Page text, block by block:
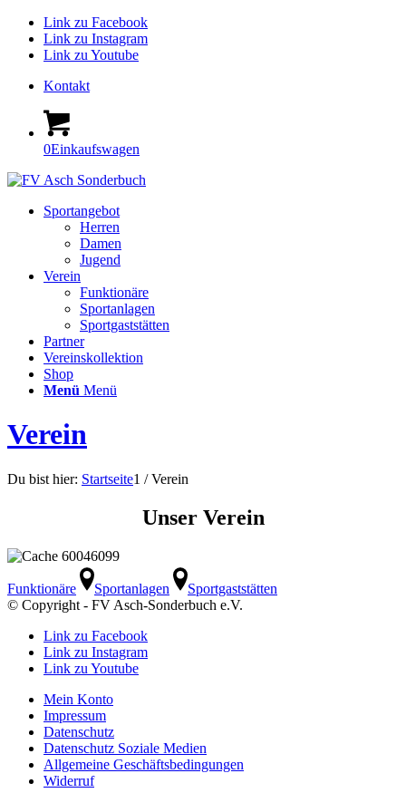
Link zu Facebook
Link zu Instagram
Link zu Youtube
Kontakt
0Einkaufswagen
Sportangebot
Herren
Damen
Jugend
Verein
Funktionäre
Sportanlagen
Sportgaststätten
Partner
Vereinskollektion
Shop
Menü Menü
Verein
Du bist hier: Startseite1 / Verein
Unser Verein
Funktionäre Sportanlagen
Sportgaststätten
© Copyright - FV Asch-Sonderbuch e.V.
Link zu Facebook
Link zu Instagram
Link zu Youtube
Mein Konto
Impressum
Datenschutz
Datenschutz Soziale Medien
Allgemeine Geschäftsbedingungen
Widerruf